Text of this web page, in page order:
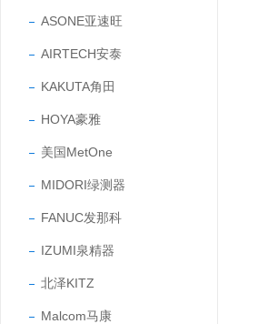
ASONE亚速旺
AIRTECH安泰
KAKUTA角田
HOYA豪雅
美国MetOne
MIDORI绿测器
FANUC发那科
IZUMI泉精器
北泽KITZ
Malcom马康